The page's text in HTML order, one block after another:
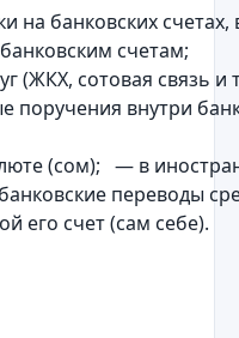
на банковских счетах,
счетам;
(ЖКХ, сотовая связь и
поручения внутри
(сом); — в
переводы
его счет (сам себе).